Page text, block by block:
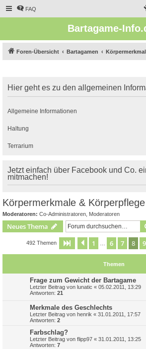
FAQ
Bartagame-
Foren-Übersicht Bartagamen
Hier geht es zu den allgemeinen
Allgemeine Informationen
Haltung
Terrarium
Jetzt einfach über Facebook und Co.
mitmachen!
Körpermerkmale & Körperpflege
Moderatoren: Co-Administratoren Moderatoren
Neues Thema
492 Themen Seite von 17
Vorherige
1 6 7 8 9
Themen
Frage zum Gewicht der Bartagame
Letzter Beitrag von lunatic « 05.02.2011, 13:29
Antworten: 21
Merkmale des Geschlechts
Letzter Beitrag von henrik « 31.01.2011, 17:57
Antworten: 2
Farbschlag?
Letzter Beitrag von flipp97 « 31.01.2011, 13:25
Antworten: 7